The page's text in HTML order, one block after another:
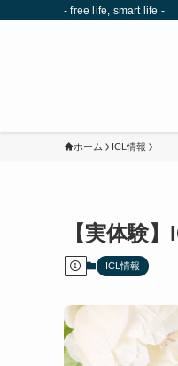
- free life, smart life -
ホーム ICL情報
【実体験
ICL情報